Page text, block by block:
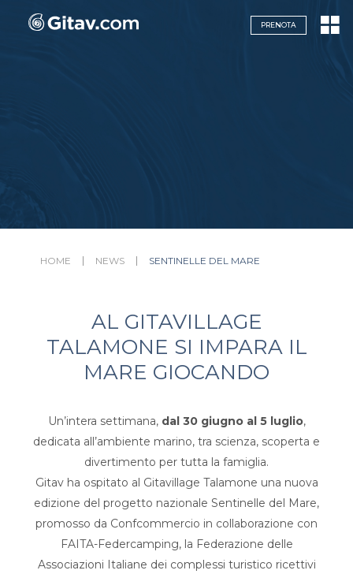
Navigazione servizi
PRENOTA
HOME NEWS SENTINELLE DEL MARE
AL GITAVILLAGE
TALAMONE SI IMPARA IL
MARE GIOCANDO
Un’intera settimana, dal 30 giugno al 5 luglio,
dedicata all’ambiente marino, tra scienza, scoperta e
divertimento per tutta la famiglia.
Gitav ha ospitato al Gitavillage Talamone una nuova
edizione del progetto nazionale Sentinelle del Mare,
promosso da Confcommercio in collaborazione con
FAITA-Federcamping, la Federazione delle
Associazioni Italiane dei complessi turistico ricettivi